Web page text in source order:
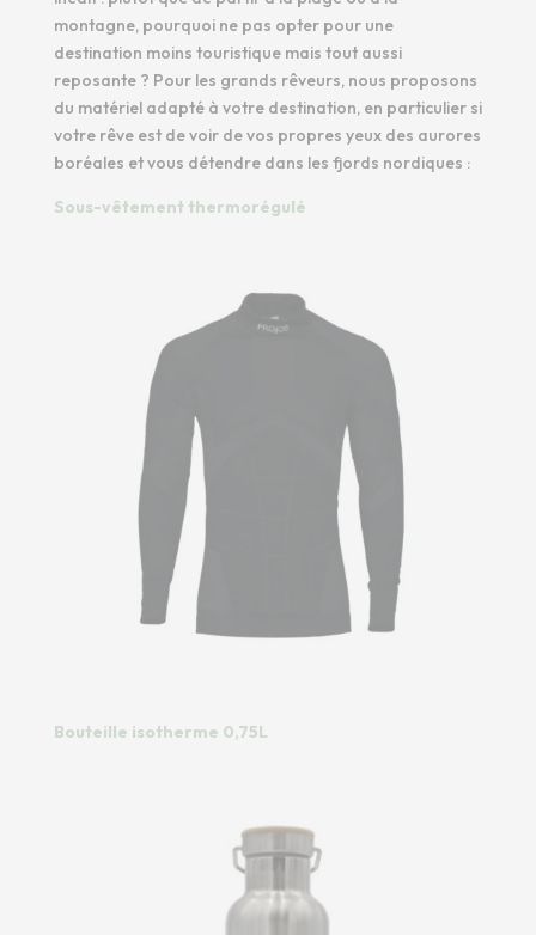
montagne, pourquoi ne pas opter pour une
destination moins touristique mais tout aussi
reposante ? Pour les grands rêveurs, nous proposons
du matériel adapté à votre destination, en particulier si
votre rêve est de voir de vos propres yeux des aurores
boréales et vous détendre dans les fjords nordiques :
Sous-vêtement thermorégulé
Bouteille isotherme 0,75L